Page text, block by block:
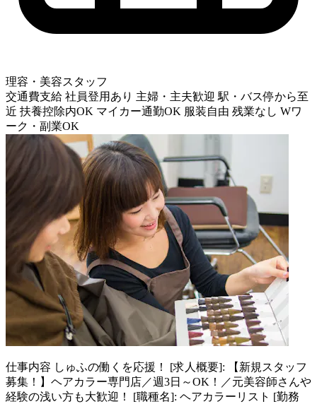
理容・美容スタッフ
交通費支給 社員登用あり 主婦・主夫歓迎 駅・バス停から至
近 扶養控除内OK マイカー通勤OK 服装自由 残業なし Wワ
ーク・副業OK
仕事内容 しゅふの働くを応援！ [求人概要]: 【新規スタッフ
募集！】ヘアカラー専門店／週3日～OK！／元美容師さんや
経験の浅い方も大歓迎！ [職種名]: ヘアカラーリスト [勤務